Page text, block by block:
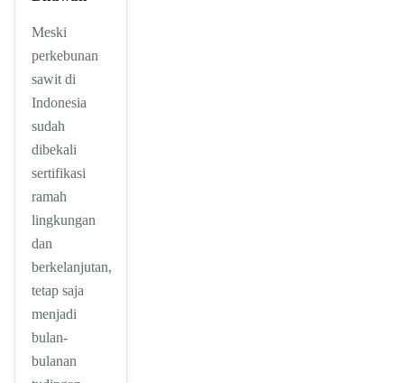
Meski
perkebunan
sawit di
Indonesia
sudah
dibekali
sertifikasi
ramah
lingkungan
dan
berkelanjutan,
tetap saja
menjadi
bulan-
bulanan